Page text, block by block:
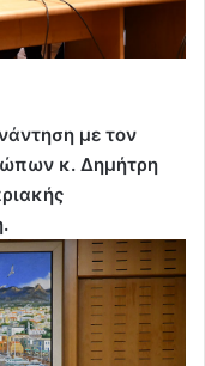
με τον
κ. Δημήτρη